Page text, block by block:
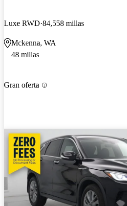
Luxe RWD 84,558 millas
Mckenna, WA
48 millas
Gran oferta